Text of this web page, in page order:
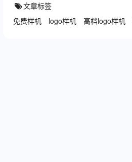
文章标签
免费样机
logo样机 高档logo样机